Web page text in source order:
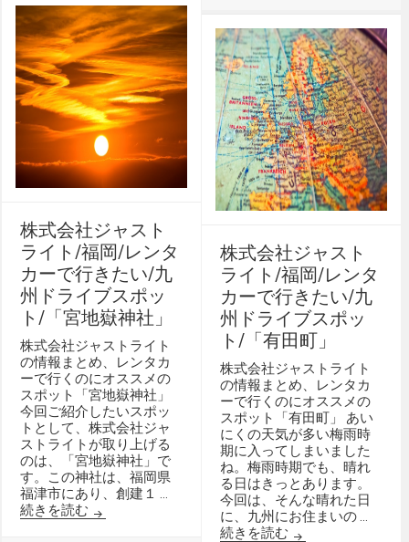
株式会社ジャスト
ライト/福岡/レンタ
カーで行きたい/九
州ドライブスポッ
ト/「宮地嶽神社」
株式会社ジャストライト
の情報まとめ、レンタカ
ーで行くのにオススメの
スポット「宮地嶽神社」
今回ご紹介したいスポッ
トとして、株式会社ジャ
ストライトが取り上げる
のは、「宮地嶽神社」で
す。この神社は、福岡県
福津市にあり、創建１ …
続きを読む
株式会社ジャストライト/福岡/レンタカーで行き
株式会社ジャスト
ライト/福岡/レンタ
カーで行きたい/九
州ドライブスポッ
ト/「有田町」
株式会社ジャストライト
の情報まとめ、レンタカ
ーで行くのにオススメの
スポット「有田町」 あい
にくの天気が多い梅雨時
期に入ってしまいました
ね。梅雨時期でも、晴れ
る日はきっとあります。
今回は、そんな晴れた日
に、九州にお住まいの …
続きを読む
株式会社ジャス